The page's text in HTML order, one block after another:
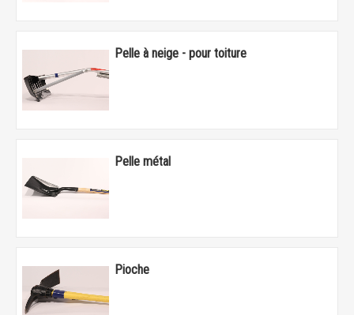
Pelle à neige - pour toiture
Pelle métal
Pioche